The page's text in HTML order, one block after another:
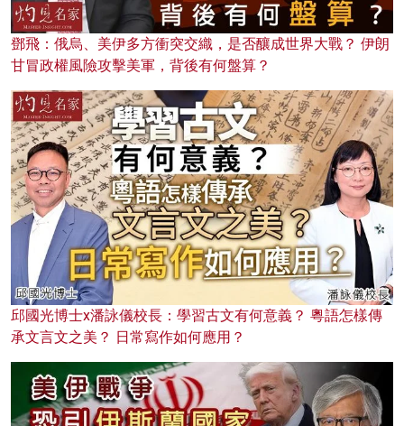
鄧飛：俄烏、美伊多方衝突交織，是否釀成世界大戰？ 伊朗
甘冒政權風險攻擊美軍，背後有何盤算？
邱國光博士x潘詠儀校長：學習古文有何意義？ 粵語怎樣傳
承文言文之美？ 日常寫作如何應用？